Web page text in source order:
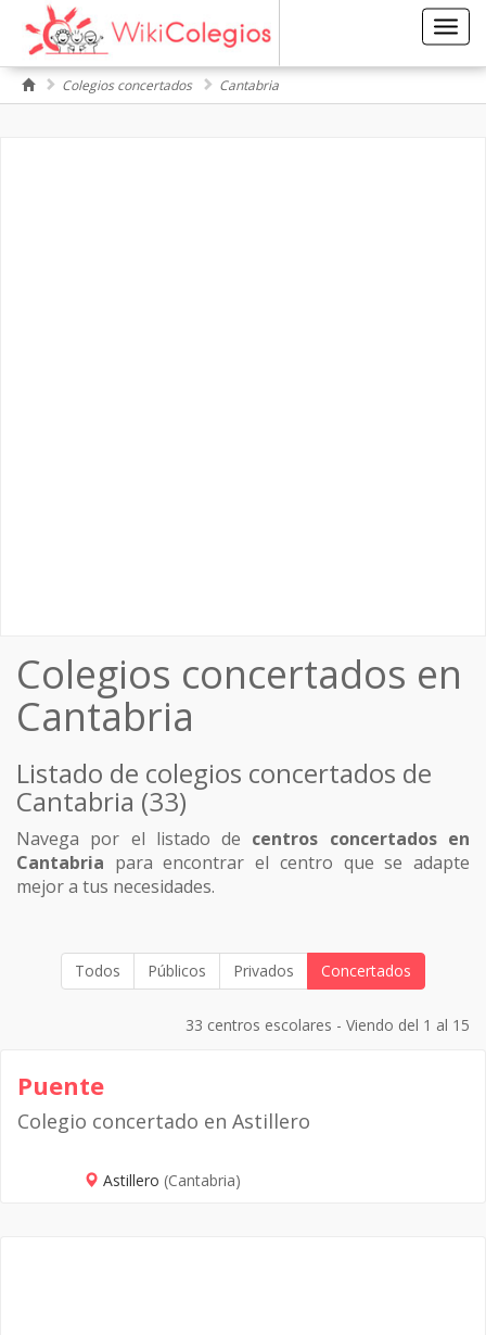
Colegios concertados Cantabria
Colegios concertados en
Cantabria
Listado de colegios concertados de
Cantabria (33)
Navega por el listado de centros concertados en
Cantabria para encontrar el centro que se adapte
mejor a tus necesidades.
Todos Públicos Privados Concertados
33 centros escolares - Viendo del 1 al 15
Puente
Colegio concertado en Astillero
Astillero (Cantabria)